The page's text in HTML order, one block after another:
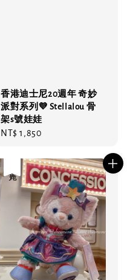
香港迪士尼20週年 奇妙
派對系列💜 Stellalou 骨
架s號娃娃
Regular
NT$ 1,850